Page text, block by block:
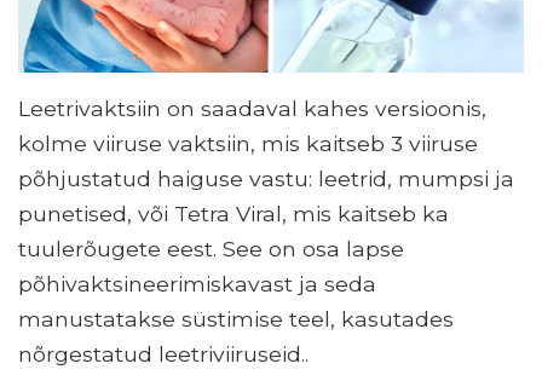
Leetrivaktsiin on saadaval kahes versioonis,
kolme viiruse vaktsiin, mis kaitseb 3 viiruse
põhjustatud haiguse vastu: leetrid, mumpsi ja
punetised, või Tetra Viral, mis kaitseb ka
tuulerõugete eest. See on osa lapse
põhivaktsineerimiskavast ja seda
manustatakse süstimise teel, kasutades
nõrgestatud leetriviiruseid..